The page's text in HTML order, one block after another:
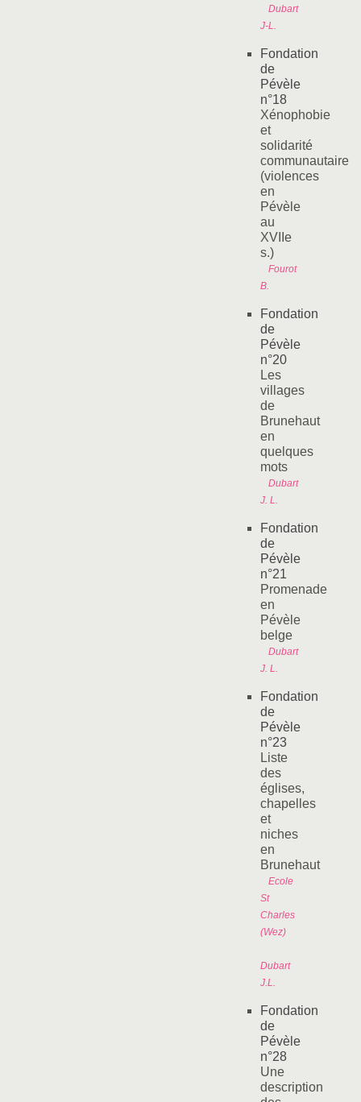
Dubart
J-L.
Fondation
de
Pévèle
n°18
Xénophobie
et
solidarité
communautaire
(violences
en
Pévèle
au
XVIIe
s.)
Fourot
B.
Fondation
de
Pévèle
n°20
Les
villages
de
Brunehaut
en
quelques
mots
Dubart
J. L.
Fondation
de
Pévèle
n°21
Promenade
en
Pévèle
belge
Dubart
J. L.
Fondation
de
Pévèle
n°23
Liste
des
églises,
chapelles
et
niches
en
Brunehaut
Ecole
St
Charles
(Wez)
Dubart
J.L.
Fondation
de
Pévèle
n°28
Une
description